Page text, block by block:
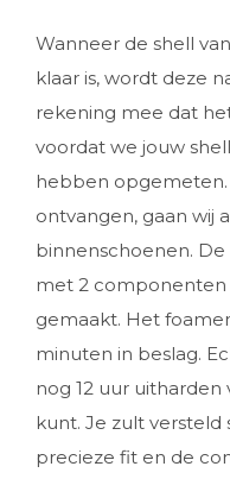
Wanneer de shell
klaar is, wordt deze
rekening mee dat
voordat we jouw
hebben
ontvangen, gaan wij
binnenschoenen.
met 2 componenten
gemaakt. Het
minuten in beslag.
nog 12 uur
kunt. Je zult versteld
precieze fit en de